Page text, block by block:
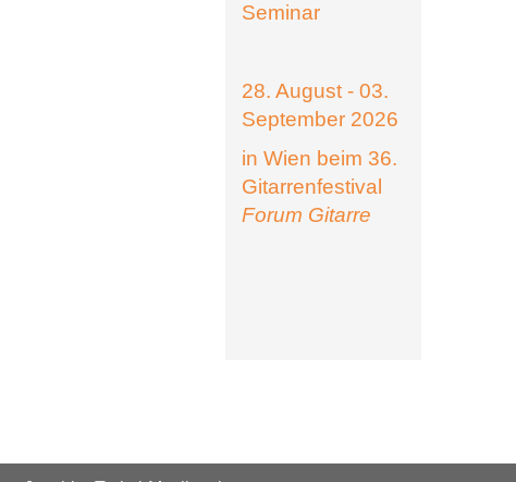
Seminar
28. August - 03.
September 2026
in Wien beim 36.
Gitarrenfestival
Forum Gitarre